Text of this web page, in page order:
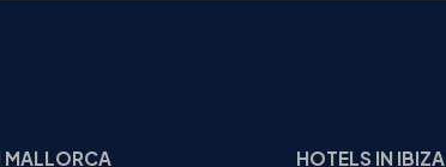
MALLORCA HOTELS IN IBIZA